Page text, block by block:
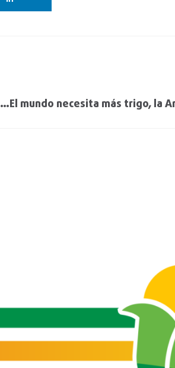
El volumen de trigo nuevo por fijar rompe récords